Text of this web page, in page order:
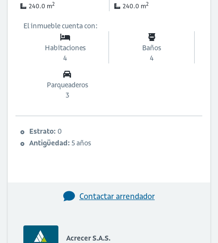
240.0 m2 240.0 m2
El inmueble cuenta con:
Habitaciones
4
Baños
4
Parqueaderos
3
Estrato: 0
Antigüedad: 5 años
Contactar arrendador
Acrecer S.A.S.